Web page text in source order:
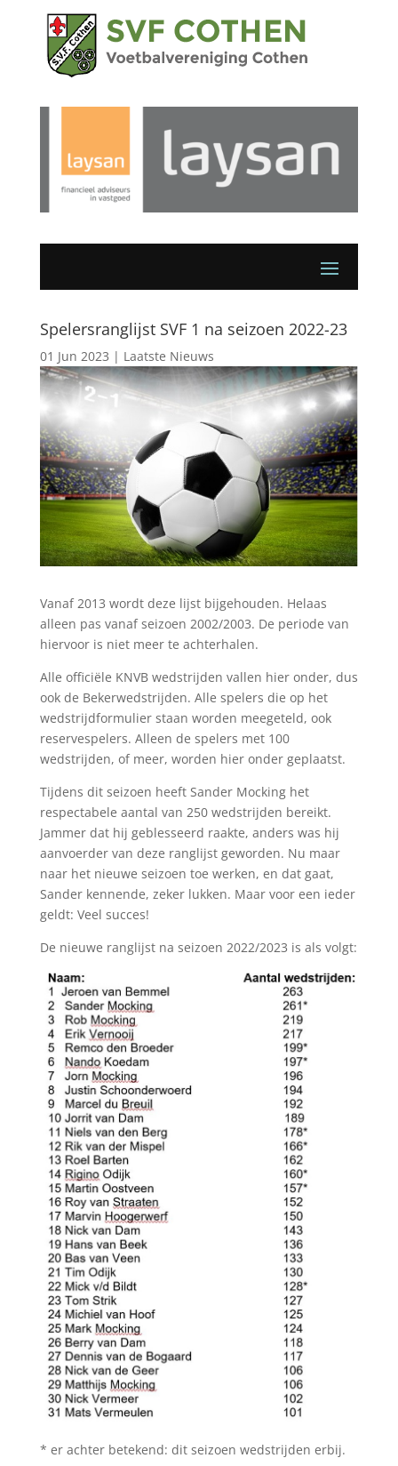
Spelersranglijst SVF 1 na seizoen 2022-23
01 Jun 2023 | Laatste Nieuws
Vanaf 2013 wordt deze lijst bijgehouden. Helaas
alleen pas vanaf seizoen 2002/2003. De periode van
hiervoor is niet meer te achterhalen.
Alle officiële KNVB wedstrijden vallen hier onder, dus
ook de Bekerwedstrijden. Alle spelers die op het
wedstrijdformulier staan worden meegeteld, ook
reservespelers. Alleen de spelers met 100
wedstrijden, of meer, worden hier onder geplaatst.
Tijdens dit seizoen heeft Sander Mockinghet
respectabele aantal van 250 wedstrijden bereikt.
Jammer dat hij geblesseerd raakte, anders was hij
aanvoerder van deze ranglijst geworden. Nu maar
naar het nieuwe seizoen toe werken, en dat gaat,
Sander kennende, zeker lukken. Maar voor een ieder
geldt: Veel succes!
De nieuwe ranglijst na seizoen 2022/2023 is als volgt:
* er achter betekend: dit seizoen wedstrijden erbij.